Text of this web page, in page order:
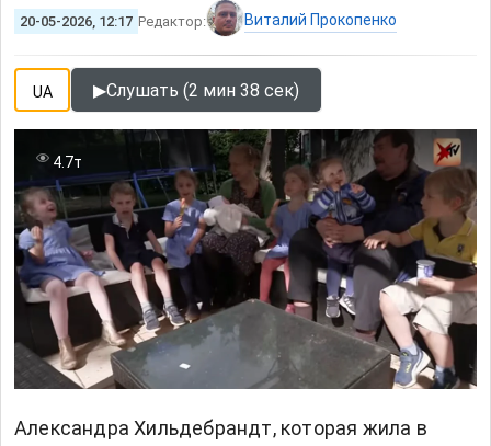
20-05-2026, 12:17 Редактор: Виталий Прокопенко
UA ▶Слушать (2 мин 38 сек)
4.7т
Александра Хильдебрандт, которая жила в